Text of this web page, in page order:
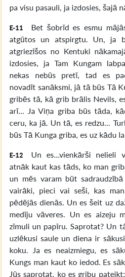
pa visu pasauli, ja izdosies, šajā
E-11
Bet šobrīd es esmu
atgūtos un atspirgtu. Un, ja
atgriezīšos no Kentuki
izdosies, ja Tam Kungam
nekas nebūs pretī, tad es
novadīt sanāksmi, jā tā būs Tā
gribēs tā, kā grib brālis Nevils,
arī... Ja Viņa griba būs tāda,
ceru, ka jā. Un tā, es redzu...
būs Tā Kunga griba, es uz kādu
E-12
Un es...vienkārši nelieli
atnāk kaut kas tāds, ko man
un mēs varam būt
vairāki, pieci vai seši, kas
pēdējās dienās. Un es šeit uz
medīju vāveres. Un es aizeju
zīmuli un papīru. Saprotat? Un
uzlēkusi saule un diena ir
koku. Ja es neaizmiegu, es
Kungs man kaut ko iedod. Es
Jūs saprotat, ko es gribu